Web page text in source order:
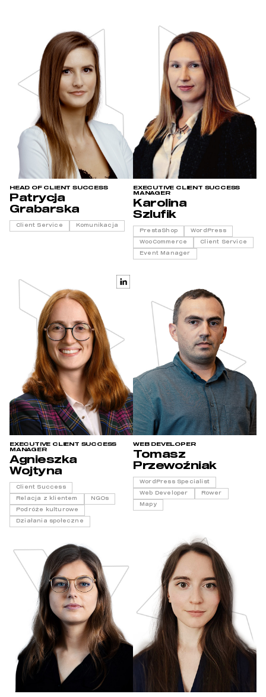
HEAD OF CLIENT SUCCESS
Patrycja
Grabarska
Client Service Komunikacja
EXECUTIVE CLIENT SUCCESS
MANAGER
Karolina
Szlufik
PrestaShop WordPress
WooCommerce Client Service
Event Manager
EXECUTIVE CLIENT SUCCESS
MANAGER
Agnieszka
Wojtyna
Client Success
Relacja z klientem NGOs
Podróże kulturowe
Działania społeczne
WEB DEVELOPER
Tomasz
Przewoźniak
WordPress Specialist
Web Developer Rower
Mapy